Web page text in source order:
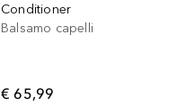
Conditioner
Balsamo capelli
€ 65,99